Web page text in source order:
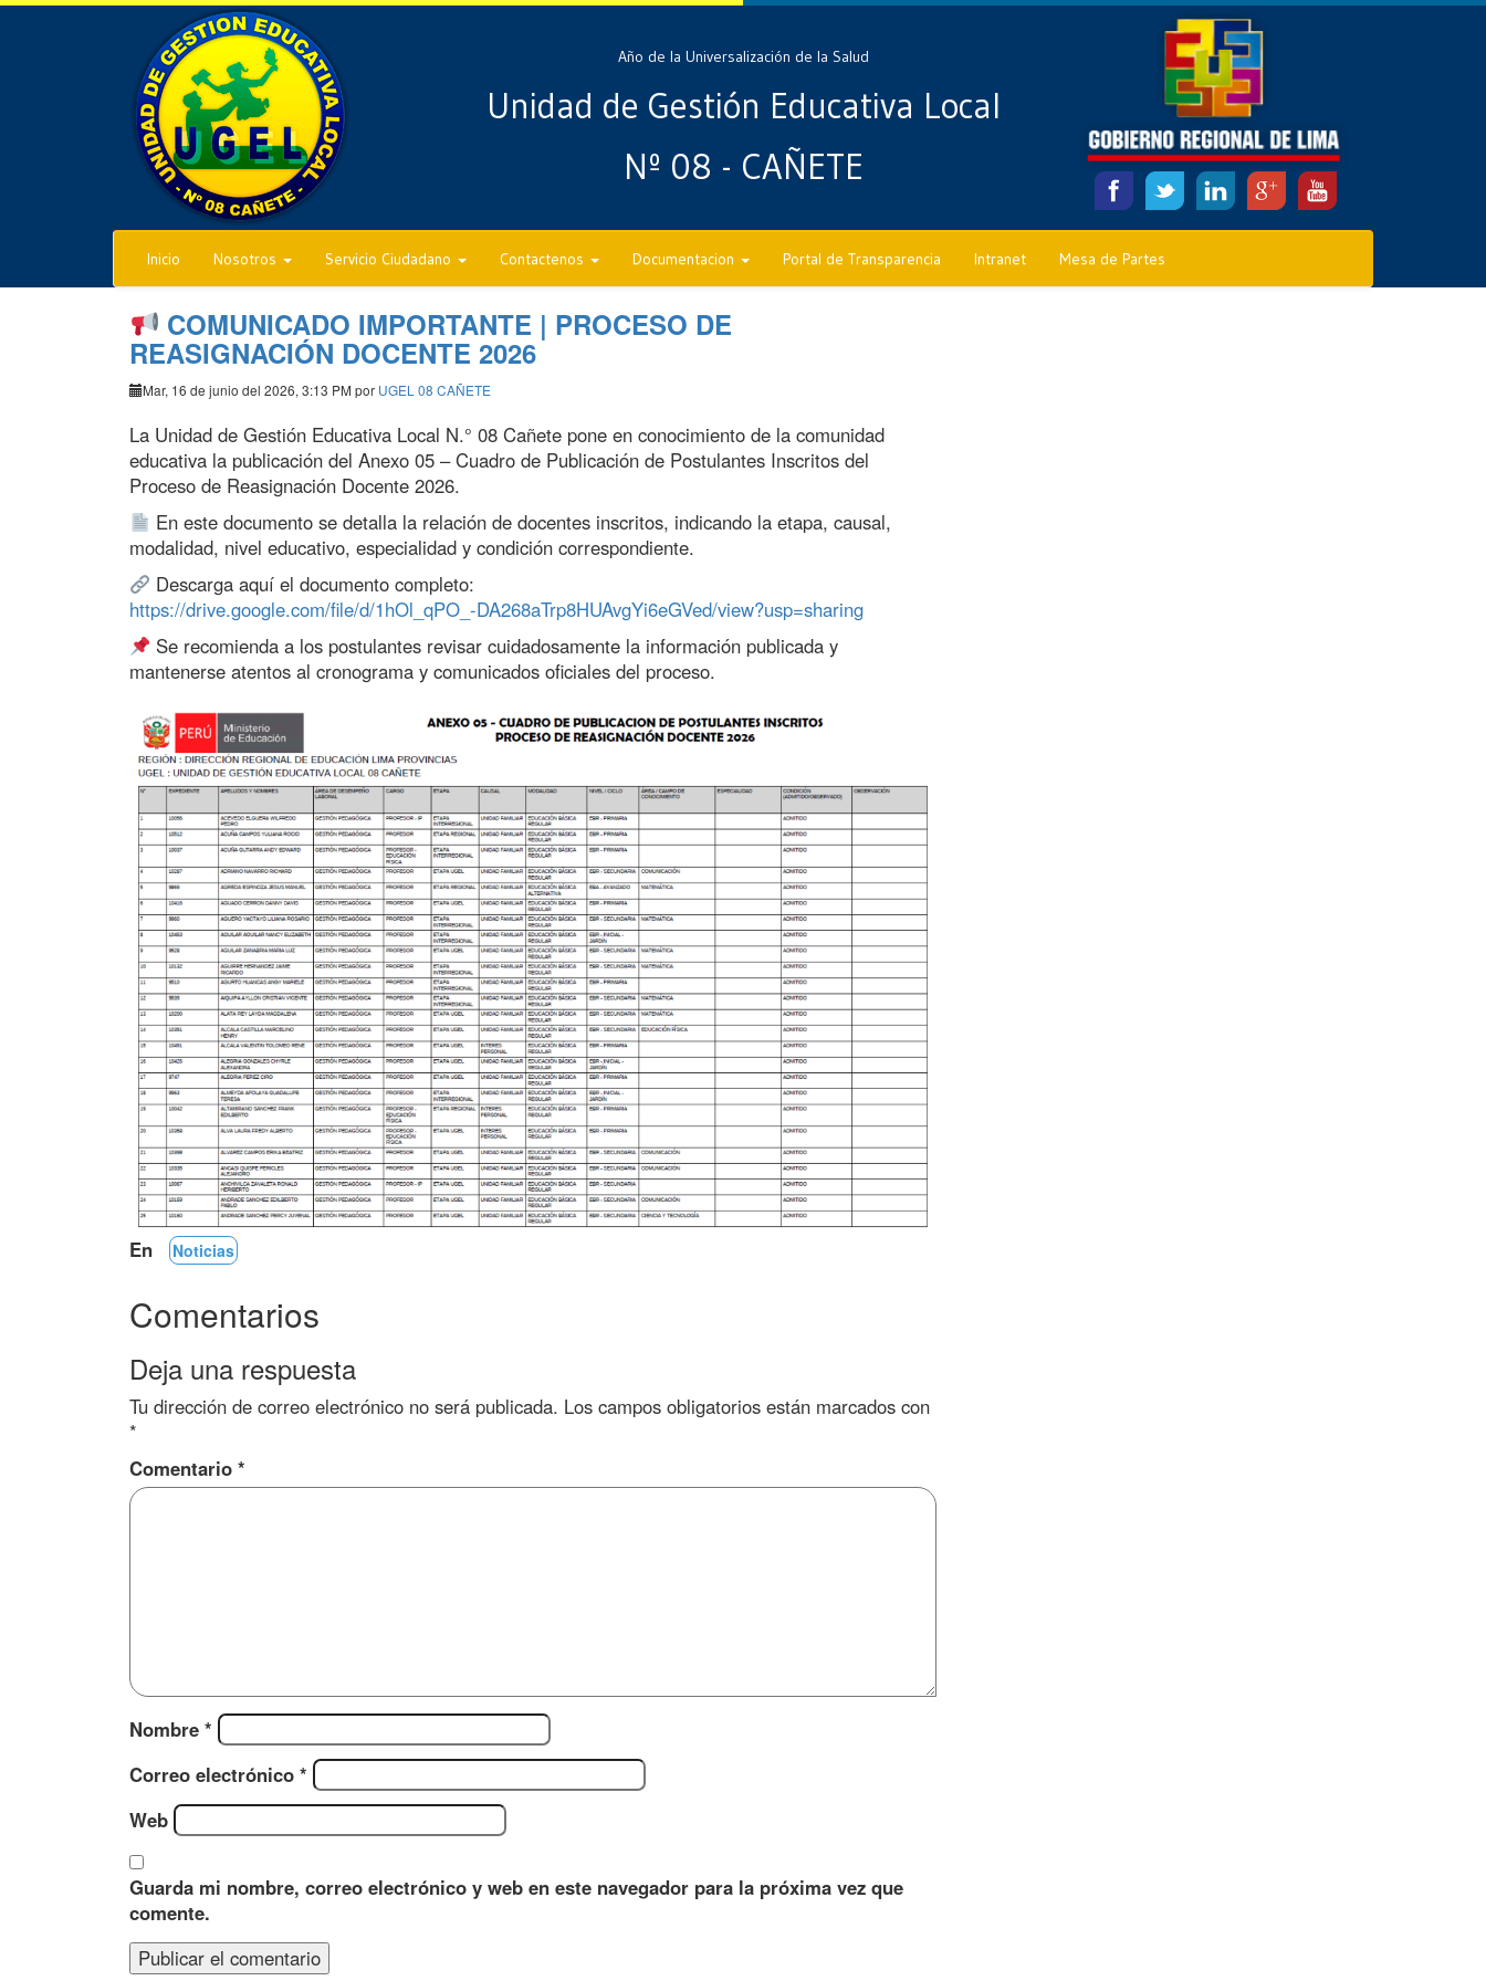
Año de la Universalización de la Salud
Unidad de Gestión Educativa Local
Nº 08 - CAÑETE
Inicio Nosotros Servicio Ciudadano Contactenos Documentacion Portal de Transparencia Intranet Mesa de Partes
COMUNICADO IMPORTANTE | PROCESO DE
REASIGNACIÓN DOCENTE 2026
Mar, 16 de junio del 2026, 3:13 PM por UGEL 08 CAÑETE
La Unidad de Gestión Educativa Local N.° 08 Cañete pone en conocimiento de la comunidad
educativa la publicación del Anexo 05 – Cuadro de Publicación de Postulantes Inscritos del
Proceso de Reasignación Docente 2026.
En este documento se detalla la relación de docentes inscritos, indicando la etapa, causal,
modalidad, nivel educativo, especialidad y condición correspondiente.
Descarga aquí el documento completo:
https://drive.google.com/file/d/1hOl_qPO_-DA268aTrp8HUAvgYi6eGVed/view?usp=sharing
Se recomienda a los postulantes revisar cuidadosamente la información publicada y
mantenerse atentos al cronograma y comunicados oficiales del proceso.
En Noticias
Comentarios
Deja una respuesta
Tu dirección de correo electrónico no será publicada. Los campos obligatorios están marcados con
*
Comentario *
Nombre *
Correo electrónico *
Web
Guarda mi nombre, correo electrónico y web en este navegador para la próxima vez que
comente.